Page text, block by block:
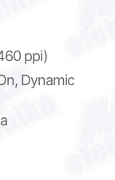
ppi)
Dynamic